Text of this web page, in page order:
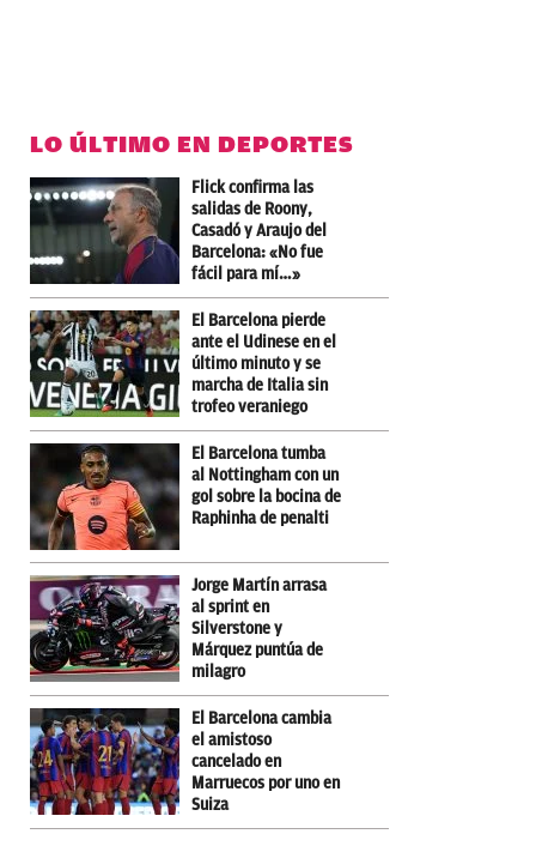
LO ÚLTIMO EN DEPORTES
Flick confirma las
salidas de Roony,
Casadó y Araujo del
Barcelona: «No fue
fácil para mí…»
El Barcelona pierde
ante el Udinese en el
último minuto y se
marcha de Italia sin
trofeo veraniego
El Barcelona tumba
al Nottingham con un
gol sobre la bocina de
Raphinha de penalti
Jorge Martín arrasa
al sprint en
Silverstone y
Márquez puntúa de
milagro
El Barcelona cambia
el amistoso
cancelado en
Marruecos por uno en
Suiza